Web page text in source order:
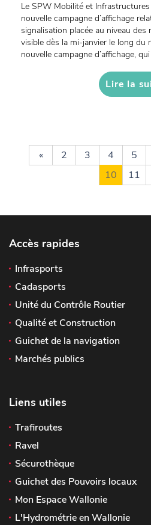
Le SPW Mobilité et
nouvelle campagne d’affichage
signalisation placée au niveau des
visible dès la mi-janvier le long du
nouvelle campagne d’affichage,
Lire la
« 2 3 4 5
10
11
Accès rapides
Infrasports
Cadasports
Unité du Contrôle Routier
Qualité et Construction
Guichet de la navigation
Marchés publics
Liens utiles
Trafiroutes
Ravel
Sécurothèque
Guichet des Pouvoirs locaux
Mon Espace Wallonie
L'Hydrométrie en Wallonie